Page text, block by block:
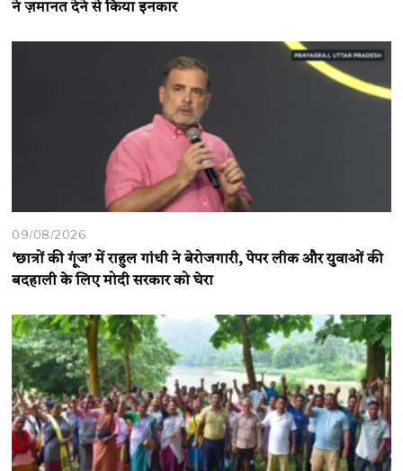
ने ज़मानत देने से किया इनकार
09/08/2026
‘छात्रों की गूंज’ में राहुल गांधी ने बेरोजगारी, पेपर लीक और युवाओं की
बदहाली के लिए मोदी सरकार को घेरा